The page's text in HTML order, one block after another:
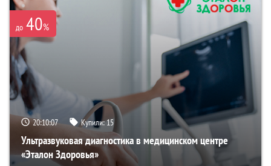
до 40%
20:10:06 Купили:15
Ультразвуковая диагностика в медицинском центре
«Эталон Здоровья»